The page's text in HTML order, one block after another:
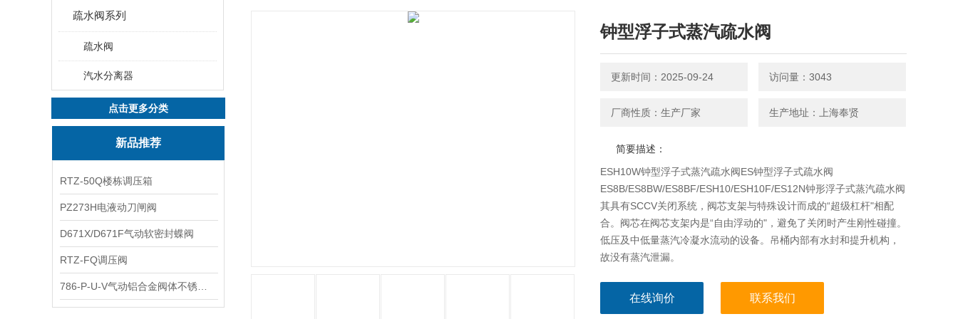
疏水阀系列
疏水阀
汽水分离器
点击更多分类
新品推荐
RTZ-50Q楼栋调压箱
PZ273H电液动刀闸阀
D671X/D671F气动软密封蝶阀
RTZ-FQ调压阀
钟型浮子式蒸汽疏水阀
更新时间：2025-09-24 访问量：3043
厂商性质：生产厂家 生产地址：上海奉贤
简要描述：
ESH10W钟型浮子式蒸汽疏水阀ES钟型浮子式疏水阀
ES8B/ES8BW/ES8BF/ESH10/ESH10F/ES12N钟形浮子式蒸汽疏水阀
其具有SCCV关闭系统，阀芯支架与特殊设计而成的“超级杠杆"相配
合。阀芯在阀芯支架内是“自由浮动的"，避免了关闭时产生刚性碰撞。
低压及中低量蒸汽冷凝水流动的设备。吊桶内部有水封和提升机构，
故没有蒸汽泄漏。
在线询价 联系我们